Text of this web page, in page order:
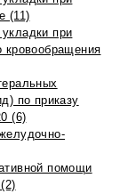
(11)
при
кровообращения
по приказу
(6)
помощи